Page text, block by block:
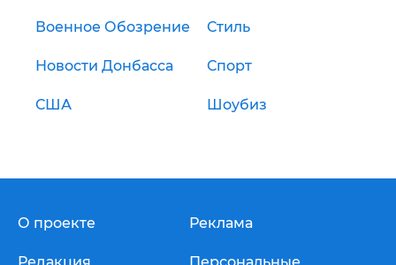
Военное Обозрение Стиль
Новости Донбасса Спорт
США Шоубиз
О проекте Реклама